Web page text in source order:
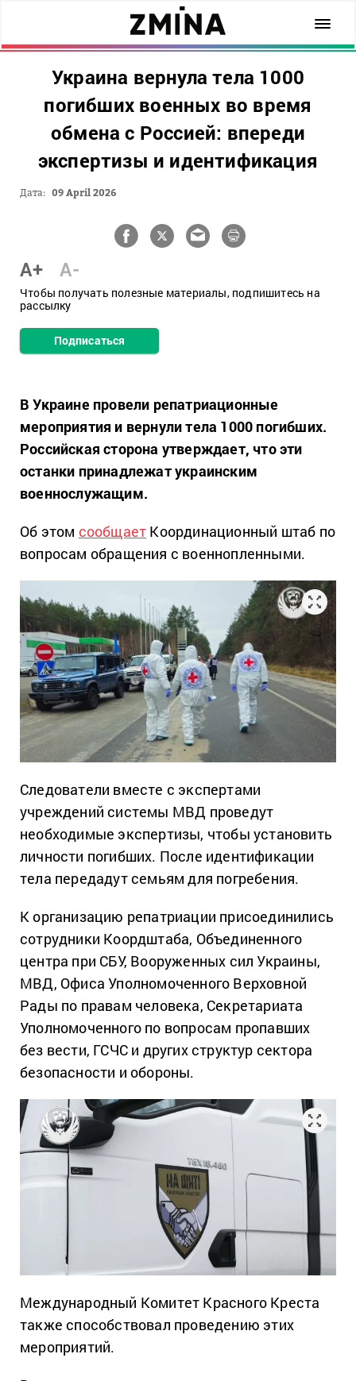
Украина вернула тела 1000
погибших военных во время
обмена с Россией: впереди
экспертизы и идентификация
Дата: 09 April 2026
A+ A-
Чтобы получать полезные материалы, подпишитесь на
рассылку
Подписаться
В Украине провели репатриационные
мероприятия и вернули тела 1000 погибших.
Российская сторона утверждает, что эти
останки принадлежат украинским
военнослужащим.
Об этом сообщает Координационный штаб по
вопросам обращения с военнопленными.
Следователи вместе с экспертами
учреждений системы МВД проведут
необходимые экспертизы, чтобы установить
личности погибших. После идентификации
тела передадут семьям для погребения.
К организацию репатриации присоединились
сотрудники Коордштаба, Объединенного
центра при СБУ, Вооруженных сил Украины,
МВД, Офиса Уполномоченного Верховной
Рады по правам человека, Секретариата
Уполномоченного по вопросам пропавших
без вести, ГСЧС и других структур сектора
безопасности и обороны.
Международный Комитет Красного Креста
также способствовал проведению этих
мероприятий.